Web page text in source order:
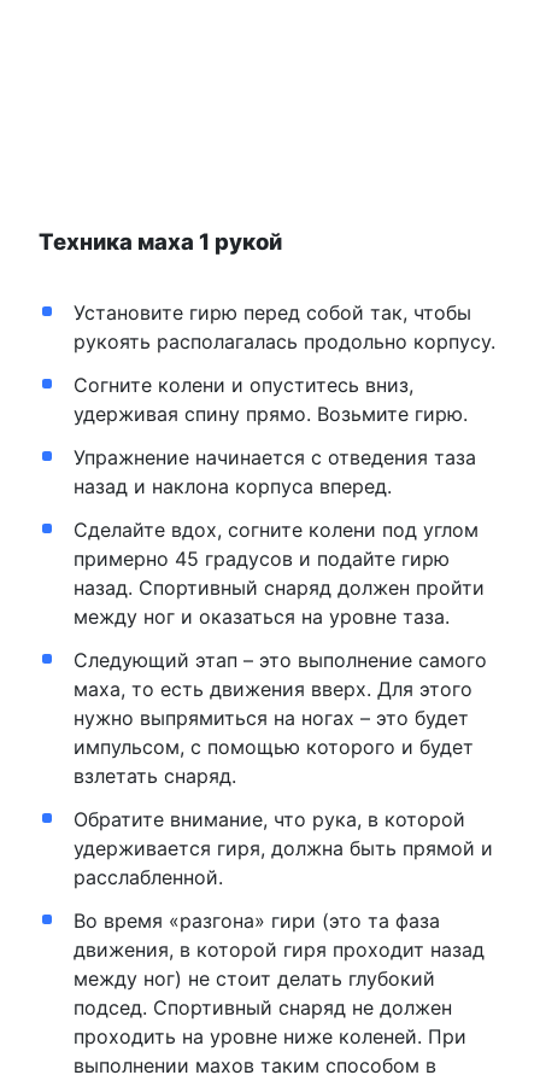
Техника маха 1 рукой
Установите гирю перед собой так, чтобы
рукоять располагалась продольно корпусу.
Согните колени и опуститесь вниз,
удерживая спину прямо. Возьмите гирю.
Упражнение начинается с отведения таза
назад и наклона корпуса вперед.
Сделайте вдох, согните колени под углом
примерно 45 градусов и подайте гирю
назад. Спортивный снаряд должен пройти
между ног и оказаться на уровне таза.
Следующий этап – это выполнение самого
маха, то есть движения вверх. Для этого
нужно выпрямиться на ногах – это будет
импульсом, с помощью которого и будет
взлетать снаряд.
Обратите внимание, что рука, в которой
удерживается гиря, должна быть прямой и
расслабленной.
Во время «разгона» гири (это та фаза
движения, в которой гиря проходит назад
между ног) не стоит делать глубокий
подсед. Спортивный снаряд не должен
проходить на уровне ниже коленей. При
выполнении махов таким способом в